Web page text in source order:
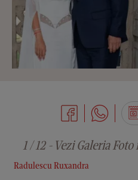
Radulescu Ruxandra
1 / 12 - Vezi Galeria